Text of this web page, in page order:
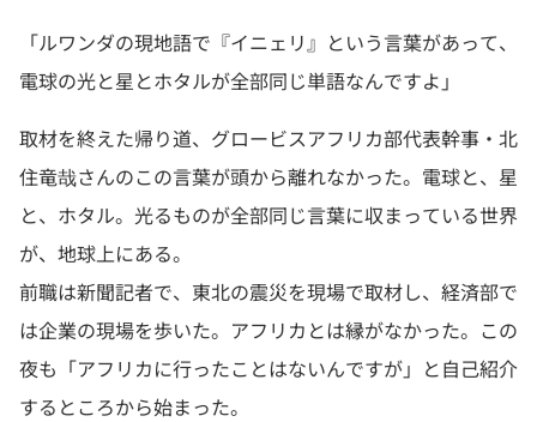
「ルワンダの現地語で『イニェリ』という言葉があって、
電球の光と星とホタルが全部同じ単語なんですよ」
取材を終えた帰り道、グロービスアフリカ部代表幹事・北
住竜哉さんのこの言葉が頭から離れなかった。電球と、星
と、ホタル。光るものが全部同じ言葉に収まっている世界
が、地球上にある。
前職は新聞記者で、東北の震災を現場で取材し、経済部で
は企業の現場を歩いた。アフリカとは縁がなかった。この
夜も「アフリカに行ったことはないんですが」と自己紹介
するところから始まった。